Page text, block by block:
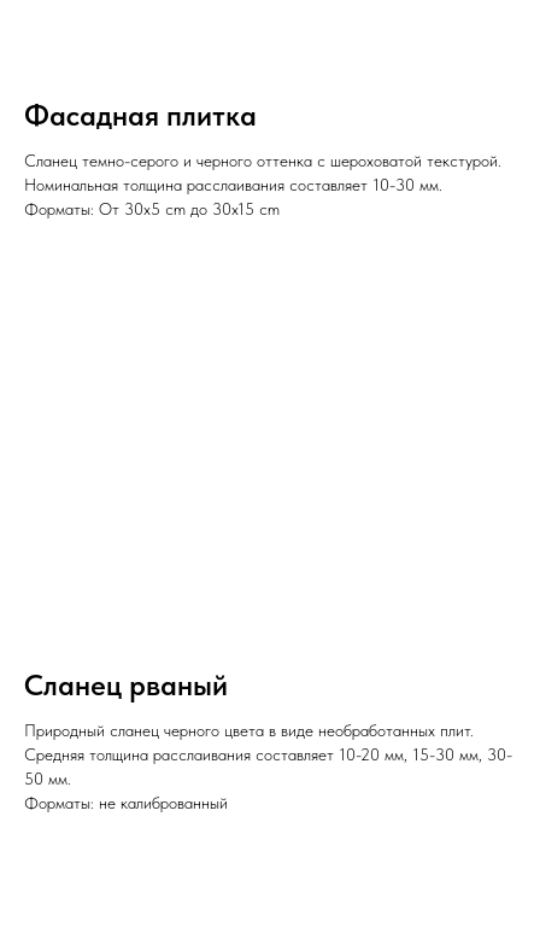
Фасадная плитка
Сланец темно-серого и черного оттенка с шероховатой текстурой.
Номинальная толщина расслаивания составляет 10-30 мм.
Форматы: От 30x5 cm до 30x15 cm
Сланец рваный
Природный сланец черного цвета в виде необработанных плит.
Средняя толщина расслаивания составляет 10-20 мм, 15-30 мм, 30-
50 мм.
Форматы: не калиброванный